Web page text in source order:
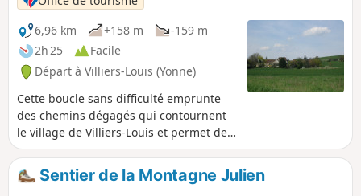
6,96 km
+158 m
-159 m
2h 25
Facile
Départ à Villiers-Louis (Yonne)
Cette boucle sans difficulté emprunte
des chemins dégagés qui contournent
le village de Villiers-Louis et permet de
découvrir son église et sa campagne
environnante.
Sentier de la Montagne Julien